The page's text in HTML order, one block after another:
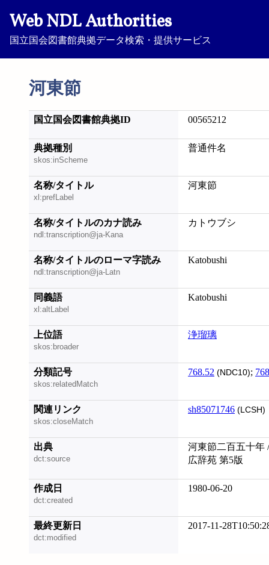
Web NDL Authorities
国立国会図書館典拠データ検索・提供サービス
河東節
国立国会図書館典拠ID 00565212
典拠種別
skos:inScheme
普通件名
名称/タイトル
xl:prefLabel
河東節
名称/タイトルのカナ読み
ndl:transcription@ja-Kana
カトウブシ
名称/タイトルのローマ字読み
ndl:transcription@ja-Latn
Katobushi
同義語
xl:altLabel
Katobushi
上位語
skos:broader
浄瑠璃
分類記号
skos:relatedMatch
768.52 (NDC10);
関連リンク
skos:closeMatch
sh85071746 (LCSH)
出典
dct:source
河東節二百五十年
広辞苑 第5版
作成日
dct:created
1980-06-20
最終更新日
dct:modified
2017-11-